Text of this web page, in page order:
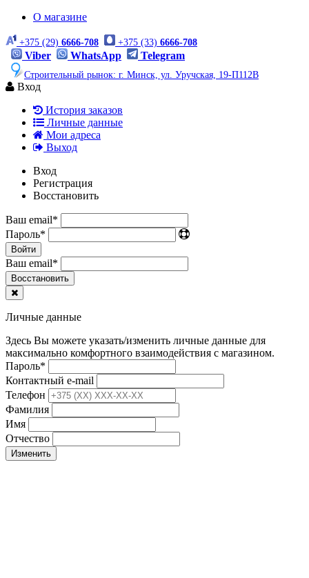
О магазине
+375 (29) 6666-708 +375 (33) 6666-708
Viber WhatsApp Telegram
Строительный рынок: г. Минск, ул. Уручская, 19-П112В
Вход
История заказов
Личные данные
Мои адреса
Выход
Вход
Регистрация
Восстановить
Ваш email*
Пароль*
Войти
Ваш email*
Воcстановить
Личные данные
Здесь Вы можете указать/изменить личные данные для
максимально комфортного взаимодействия с магазином.
Пароль*
Контактный e-mail
Телефон
Фамилия
Имя
Отчество
Изменить